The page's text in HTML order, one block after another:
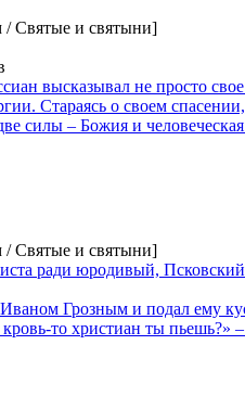
/ Святые и святыни]
высказывал не просто
Стараясь о своем
силы – Божия и
/ Святые и святыни]
ради юродивый, Псковский
Грозным и подал ему
то христиан ты пьешь?»